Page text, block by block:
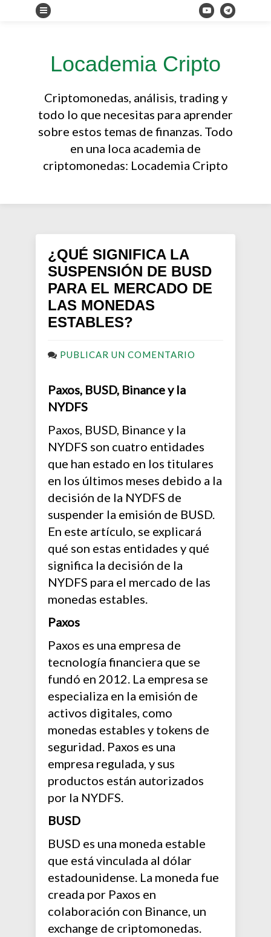
Locademia Cripto
Criptomonedas, análisis, trading y
todo lo que necesitas para aprender
sobre estos temas de finanzas. Todo
en una loca academia de
criptomonedas: Locademia Cripto
¿QUÉ SIGNIFICA LA
SUSPENSIÓN DE BUSD
PARA EL MERCADO DE
LAS MONEDAS
ESTABLES?
PUBLICAR UN COMENTARIO
Paxos, BUSD, Binance y la
NYDFS
Paxos, BUSD, Binance y la
NYDFS son cuatro entidades
que han estado en los titulares
en los últimos meses debido a la
decisión de la NYDFS de
suspender la emisión de BUSD.
En este artículo, se explicará
qué son estas entidades y qué
significa la decisión de la
NYDFS para el mercado de las
monedas estables.
Paxos
Paxos es una empresa de
tecnología financiera que se
fundó en 2012. La empresa se
especializa en la emisión de
activos digitales, como
monedas estables y tokens de
seguridad. Paxos es una
empresa regulada, y sus
productos están autorizados
por la NYDFS.
BUSD
BUSD es una moneda estable
que está vinculada al dólar
estadounidense. La moneda fue
creada por Paxos en
colaboración con Binance, un
exchange de criptomonedas.